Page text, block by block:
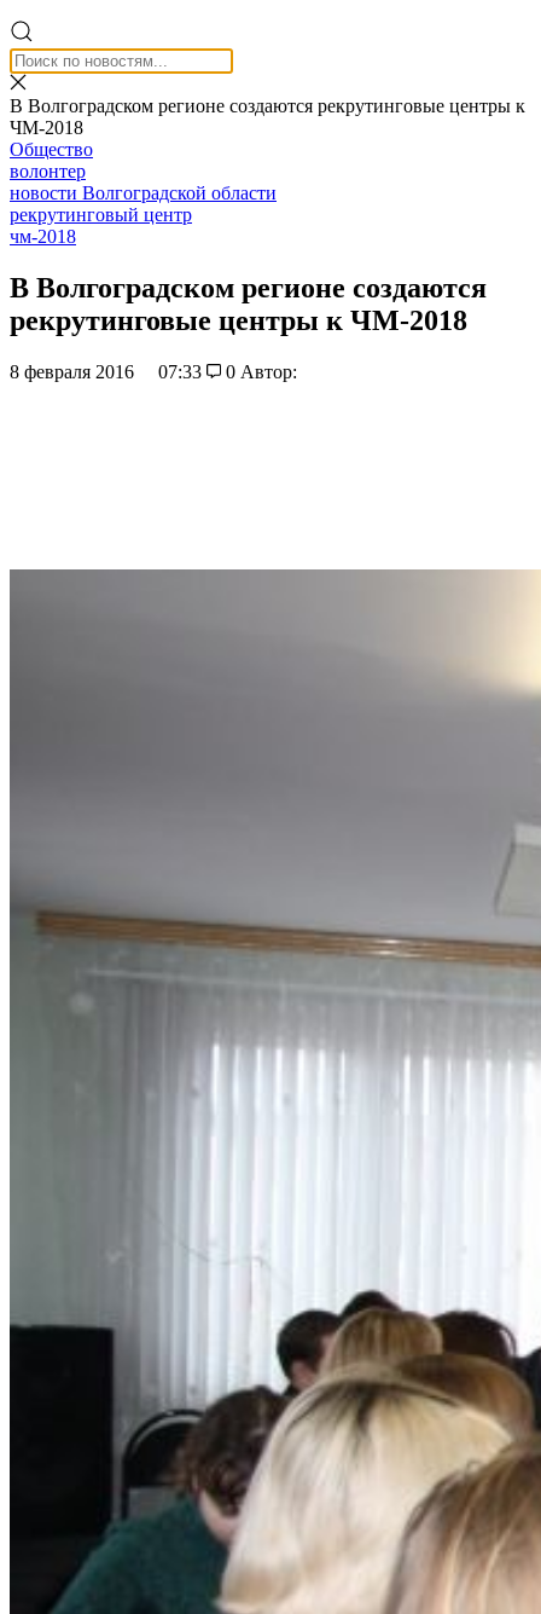
В Волгоградском регионе создаются рекрутинговые центры к
ЧМ-2018
Общество
волонтер
новости Волгоградской области
рекрутинговый центр
чм-2018
В Волгоградском регионе создаются
рекрутинговые центры к ЧМ-2018
8 февраля 2016 07:33 0 Автор: